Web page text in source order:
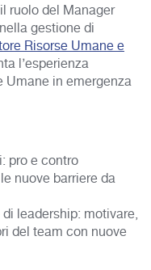
ruolo del Manager
gestione di
Risorse Umane e
l’esperienza
Umane in emergenza
pro e contro
nuove barriere da
leadership: motivare,
del team con nuove